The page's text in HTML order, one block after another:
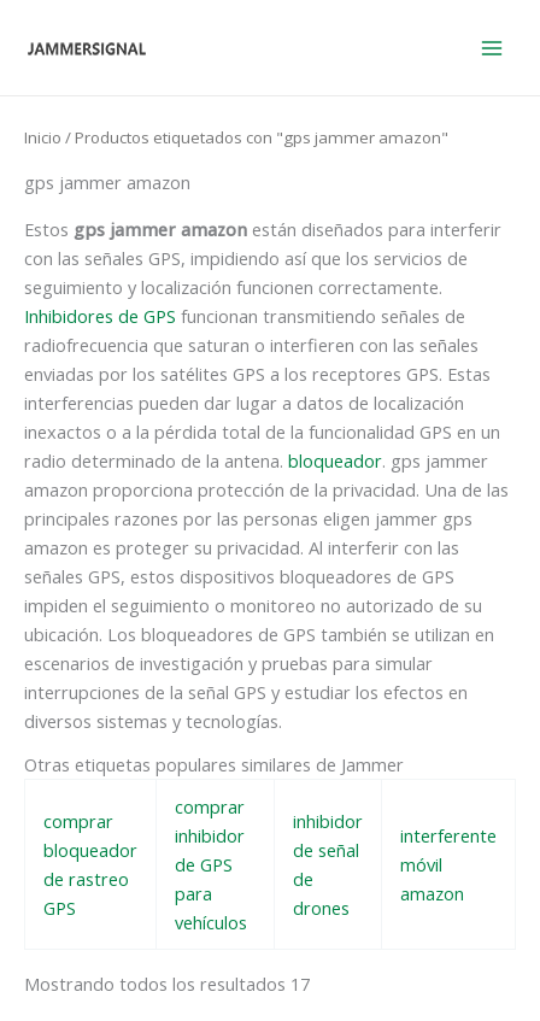
Inicio / Productos etiquetados con "gps jammer amazon"
gps jammer amazon
Estos gps jammer amazon están diseñados para interferir
con las señales GPS, impidiendo así que los servicios de
seguimiento y localización funcionen correctamente.
Inhibidores de GPS funcionan transmitiendo señales de
radiofrecuencia que saturan o interfieren con las señales
enviadas por los satélites GPS a los receptores GPS. Estas
interferencias pueden dar lugar a datos de localización
inexactos o a la pérdida total de la funcionalidad GPS en un
radio determinado de la antena. bloqueador. gps jammer
amazon proporciona protección de la privacidad. Una de las
principales razones por las personas eligen jammer gps
amazon es proteger su privacidad. Al interferir con las
señales GPS, estos dispositivos bloqueadores de GPS
impiden el seguimiento o monitoreo no autorizado de su
ubicación. Los bloqueadores de GPS también se utilizan en
escenarios de investigación y pruebas para simular
interrupciones de la señal GPS y estudiar los efectos en
diversos sistemas y tecnologías.
Otras etiquetas populares similares de Jammer
comprar
bloqueador
de rastreo
GPS
comprar
inhibidor
de GPS
para
vehículos
inhibidor
de señal
de
drones
interferente
móvil
amazon
Mostrando todos los resultados 17